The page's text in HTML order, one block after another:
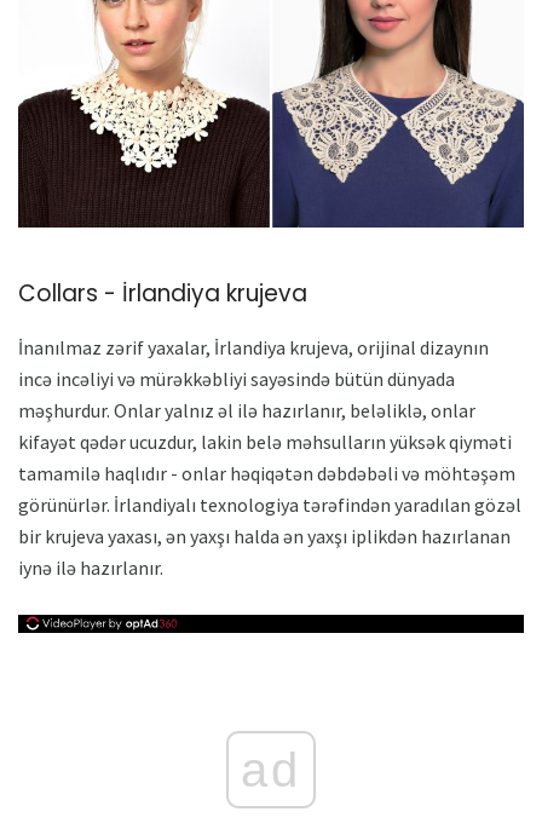
Collars - İrlandiya krujeva
İnanılmaz zərif yaxalar, İrlandiya krujeva, orijinal dizaynın
incə incəliyi və mürəkkəbliyi sayəsində bütün dünyada
məşhurdur. Onlar yalnız əl ilə hazırlanır, beləliklə, onlar
kifayət qədər ucuzdur, lakin belə məhsulların yüksək qiyməti
tamamilə haqlıdır - onlar həqiqətən dəbdəbəli və möhtəşəm
görünürlər. İrlandiyalı texnologiya tərəfindən yaradılan gözəl
bir krujeva yaxası, ən yaxşı halda ən yaxşı iplikdən hazırlanan
iynə ilə hazırlanır.
ad